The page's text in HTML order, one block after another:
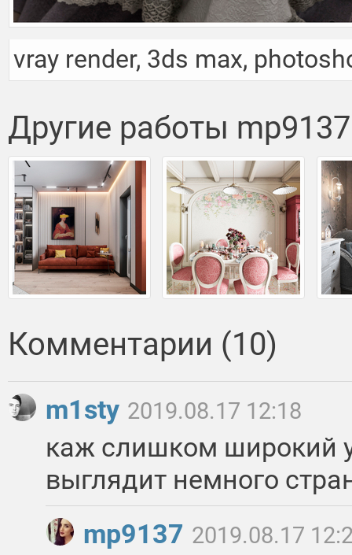
vray render, 3ds max,
Другие работы mp9137
Комментарии (10)
m1sty 2019.08.17 12:18
каж слишком широкий
выглядит немного
mp9137 2019.08.17